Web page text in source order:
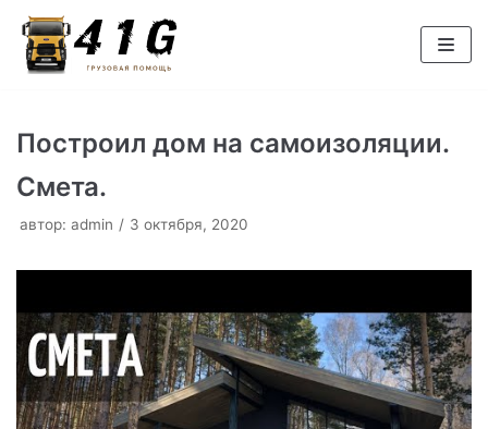
Перейти
к
Построил дом на самоизоляции.
Смета.
автор: admin 3 октября, 2020